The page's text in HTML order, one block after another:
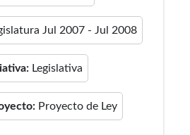
Jul 2007 - Jul 2008
Legislativa
Proyecto de Ley